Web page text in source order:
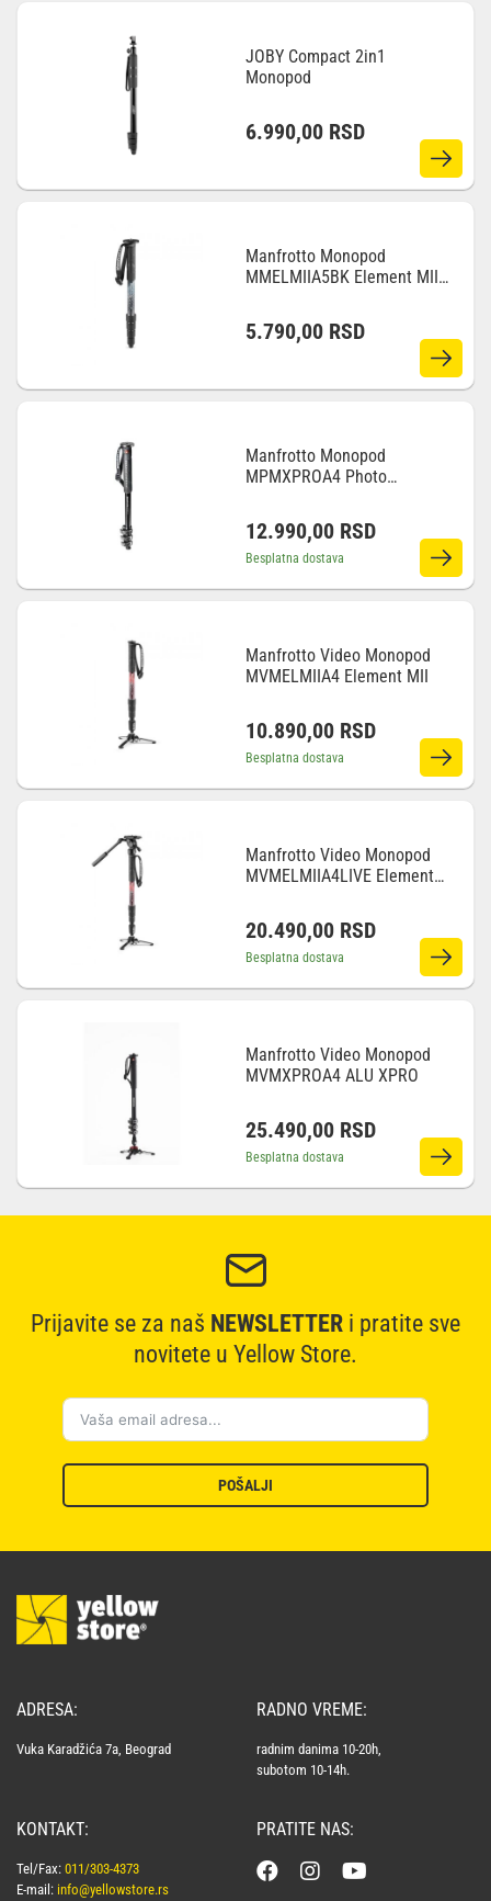
JOBY Compact 2in1
Monopod
6.990,00 RSD
Manfrotto Monopod
MMELMIIA5BK Element MII
5.790,00 RSD
Manfrotto Monopod
MPMXPROA4 Photo
12.990,00 RSD
Besplatna dostava
Manfrotto Video Monopod
MVMELMIIA4 Element MII
10.890,00 RSD
Besplatna dostava
Manfrotto Video Monopod
MVMELMIIA4LIVE Element
20.490,00 RSD
Besplatna dostava
Manfrotto Video Monopod
MVMXPROA4 ALU XPRO
25.490,00 RSD
Besplatna dostava
Prijavite se za naš NEWSLETTER i pratite sve
novitete u Yellow Store.
POŠALJI
ADRESA:
Vuka Karadžića 7a, Beograd
KONTAKT:
Tel/Fax: 011/303-4373
E-mail: info@yellowstore.rs
RADNO VREME:
radnim danima 10-20h,
subotom 10-14h.
PRATITE NAS: